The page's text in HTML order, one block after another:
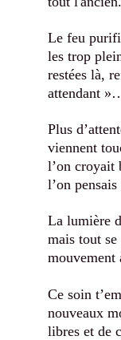
Le feu
les trop
restées là,
attendant
Plus
viennent
l’on croyait
l’on
La lumière
mais tout
mouvement
Ce soin
nouveaux
libres et de